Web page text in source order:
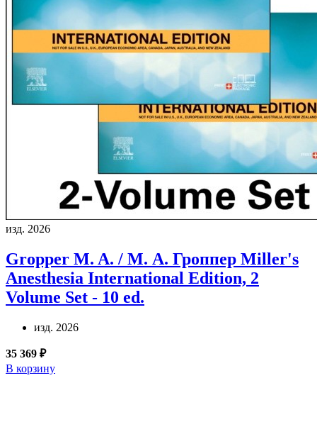
изд. 2026
Gropper M. A. / М. А. Гроппер Miller's
Anesthesia International Edition, 2
Volume Set - 10 ed.
изд. 2026
35 369 ₽
В корзину